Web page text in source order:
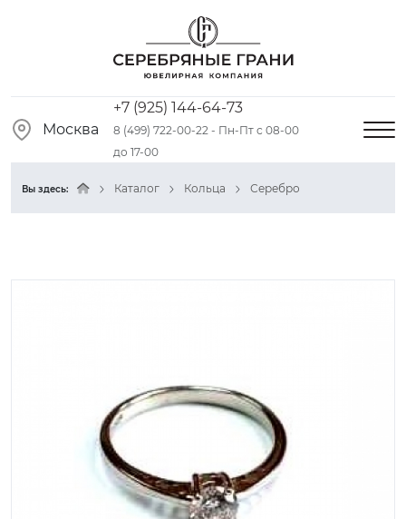
Москва
+7 (925) 144-64-73
8 (499) 722-00-22 - Пн-Пт с 08-00
до 17-00
Вы здесь: Каталог Кольца Серебро